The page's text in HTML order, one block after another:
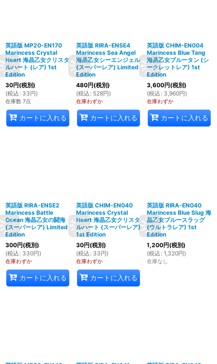
英語版 MP20-EN170
Marincess Crystal
Heart 海晶乙女クリスタ
ルハート (レア) 1st
Edition
30円(税別)
(税込 : 33円)
在庫数 7点
カートに入れる
英語版 RIRA-ENSE4
Marincess Sea Angel
海晶乙女シーエンジェル
(スーパーレア) Limited
Edition
480円(税別)
(税込 : 528円)
在庫わずか
カートに入れる
英語版 CHIM-EN004
Marincess Blue Tang
海晶乙女ブルータン (シ
ークレットレア) 1st
Edition
3,600円(税別)
(税込 : 3,960円)
在庫わずか
カートに入れる
英語版 RIRA-ENSE2
Marincess Battle
Ocean 海晶乙女の闘海
(スーパーレア) Limited
Edition
300円(税別)
(税込 : 330円)
在庫わずか
カートに入れる
英語版 CHIM-EN040
Marincess Crystal
Heart 海晶乙女クリスタ
ルハート (スーパーレア)
1st Edition
30円(税別)
(税込 : 33円)
在庫わずか
カートに入れる
英語版 RIRA-EN040
Marincess Blue Slug 海
晶乙女ブルースラッグ
(ウルトラレア) 1st
Edition
1,200円(税別)
(税込 : 1,320円)
在庫なし